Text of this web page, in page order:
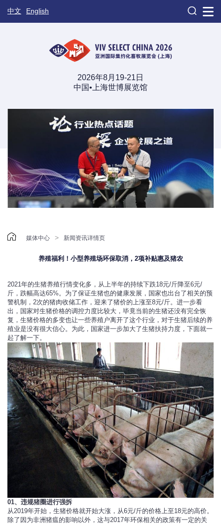
中文 English 
2026年8月19-21日
中国•上海世博展览馆
 媒体中心 > 新闻资讯详情页
养殖福利！小型养殖场环保取消，2项补贴惠及猪农
2021年的生猪养殖行情变化多，从上半年的持续下跌18元/斤降至6元/
斤，跌幅高达65%。为了保证生猪也的健康发展，国家也出台了相关的预
警机制，2次的猪肉收储工作，迎来了猪价的上涨至8元/斤。进一步看
出，国家对生猪价格的调控力度比较大，毕竟当前的生猪还没有完全恢
复，生猪价格的多变也让一些养殖户离开了这个行业，对于生猪后续的养
殖业是没有很大信心。为此，国家进一步加大了生猪扶持力度，下面就一
起了解一下。
01、违规猪圈进行强拆
从2019年开始，生猪价格就开始大涨，从6元/斤的价格上至18元的高价。
除了因为非洲猪瘟的影响以外，这与2017年环保相关的政策有一定的关